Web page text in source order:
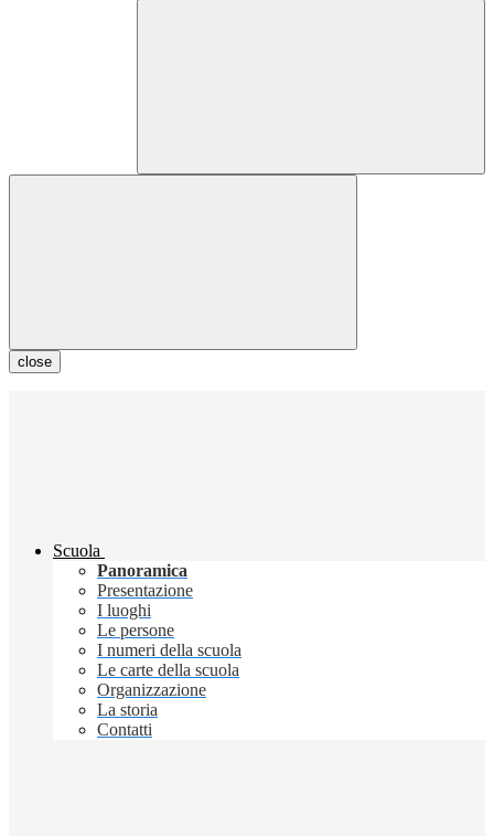
close
Scuola
Panoramica
Presentazione
I luoghi
Le persone
I numeri della scuola
Le carte della scuola
Organizzazione
La storia
Contatti